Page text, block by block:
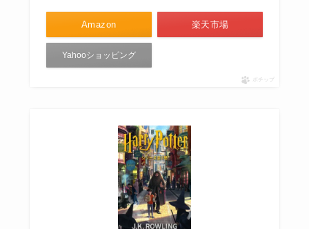
Amazon 楽天市場
Yahooショッピング
ポチップ